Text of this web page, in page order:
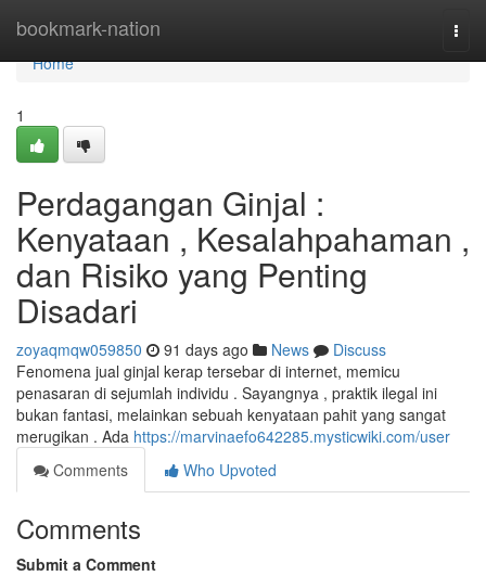
bookmark-nation
Home
Home
1
Perdagangan Ginjal :
Kenyataan , Kesalahpahaman ,
dan Risiko yang Penting
Disadari
zoyaqmqw059850 91 days ago News
Discuss
Fenomena jual ginjal kerap tersebar di internet, memicu
penasaran di sejumlah individu . Sayangnya , praktik ilegal ini
bukan fantasi, melainkan sebuah kenyataan pahit yang sangat
merugikan . Ada https://marvinaefo642285.mysticwiki.com/user
Comments
Who Upvoted
Comments
Submit a Comment